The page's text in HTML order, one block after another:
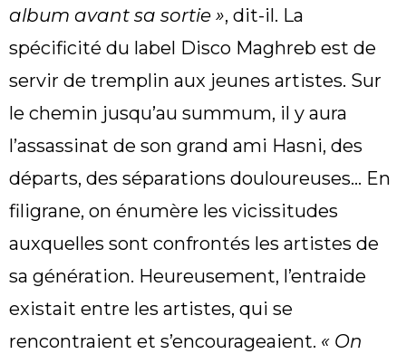
album avant sa sortie », dit-il. La
spécificité du label Disco Maghreb est de
servir de tremplin aux jeunes artistes. Sur
le chemin jusqu’au summum, il y aura
l’assassinat de son grand ami Hasni, des
départs, des séparations douloureuses… En
filigrane, on énumère les vicissitudes
auxquelles sont confrontés les artistes de
sa génération. Heureusement, l’entraide
existait entre les artistes, qui se
rencontraient et s’encourageaient. « On